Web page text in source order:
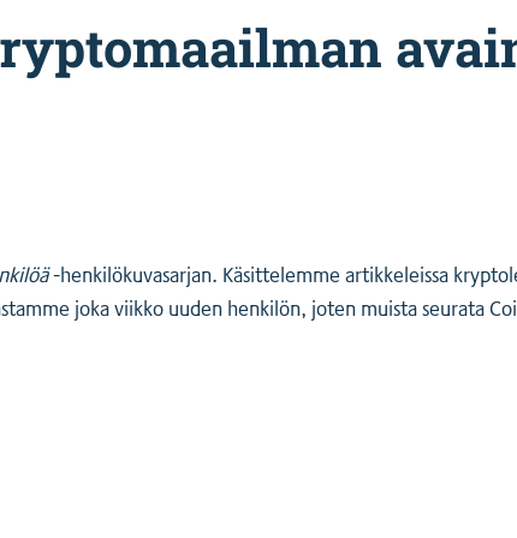
-henkilökuvasarjan. Käsittelemme artikkeleissa
joka viikko uuden henkilön, joten muista seurata